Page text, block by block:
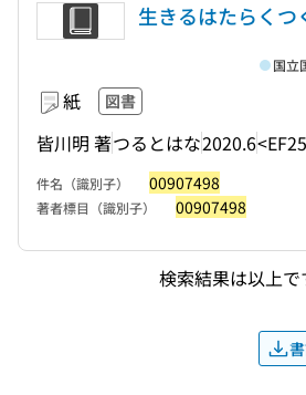
生きるはたらくつ
紙 図書
皆川明 著つるとはな2020.6
国立
件名（識別子） 00907498
著者標目（識別子） 00907498
検索結果は以上で